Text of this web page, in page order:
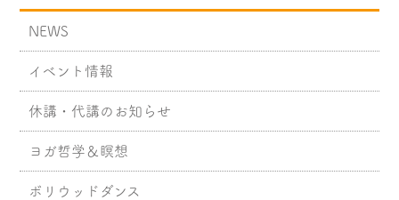
NEWS
イベント情報
休講・代講のお知らせ
ヨガ哲学＆瞑想
ボリウッドダンス